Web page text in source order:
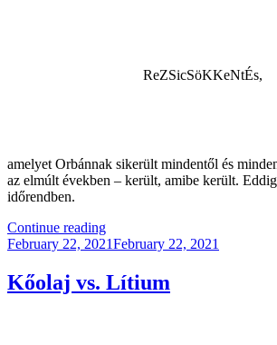
ReZSicSöKKeNtÉs,
amelyet Orbánnak sikerült mindentől és
az elmúlt években – került, amibe került.
időrendben.
Continue reading“Harc
És
Posted
February 22, 2021February 22, 2021
Kőolaj vs. Lítium